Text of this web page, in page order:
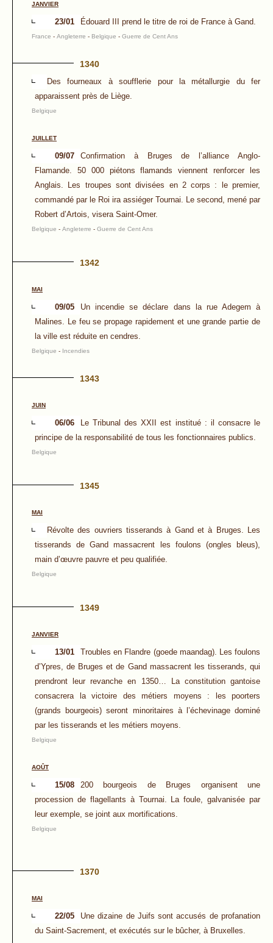
JANVIER
23/01 Édouard III prend le titre de roi de France à Gand.
France - Angleterre - Belgique - Guerre de Cent Ans
1340
Des fourneaux à soufflerie pour la métallurgie du fer
apparaissent près de Liège.
Belgique
JUILLET
09/07
Confirmation à Bruges de l’alliance Anglo-
Flamande. 50 000 piétons flamands viennent renforcer les
Anglais. Les troupes sont divisées en 2 corps : le premier,
commandé par le Roi ira assiéger Tournai. Le second, mené par
Robert d’Artois, visera Saint-Omer.
Belgique - Angleterre - Guerre de Cent Ans
1342
MAI
09/05
Un incendie se déclare dans la rue Adegem à
Malines. Le feu se propage rapidement et une grande partie de
la ville est réduite en cendres.
Belgique - Incendies
1343
JUIN
06/06
Le Tribunal des XXII est institué : il consacre le
principe de la responsabilité de tous les fonctionnaires publics.
Belgique
1345
MAI
Révolte des ouvriers tisserands à Gand et à Bruges. Les
tisserands de Gand massacrent les foulons (ongles bleus),
main d’œuvre pauvre et peu qualifiée.
Belgique
1349
JANVIER
13/01
Troubles en Flandre (goede maandag). Les foulons
d’Ypres, de Bruges et de Gand massacrent les tisserands, qui
prendront leur revanche en 1350… La constitution gantoise
consacrera la victoire des métiers moyens : les poorters
(grands bourgeois) seront minoritaires à l’échevinage dominé
par les tisserands et les métiers moyens.
Belgique
AOÛT
15/08
200 bourgeois de Bruges organisent une
procession de flagellants à Tournai. La foule, galvanisée par
leur exemple, se joint aux mortifications.
Belgique
1370
MAI
22/05
Une dizaine de Juifs sont accusés de profanation
du Saint-Sacrement, et exécutés sur le bûcher, à Bruxelles.